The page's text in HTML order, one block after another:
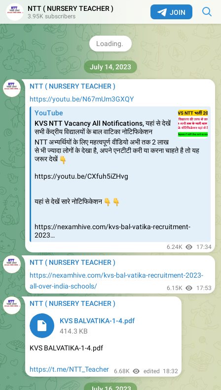
JOIN
NTT ( NURSERY TEACHER )
3.95K subscribers
नर्सरी टीचर भर्तियां यहां से देखें
https://t.me/NTT_Teacher
NTT ( NURSERY TEACHER )
https://youtu.be/N67mUm3GXQY
YouTube
KVS NTT Vacancy All Notifications, यहां से देखें
सभी केंद्रीय विद्यालयों के बाल वाटिका नोटिफिकेशन
NTT अभ्यर्थियों के लिए महत्वपूर्ण वीडियो अभी तक 2 लाख
से भी ज्यादा लोगों के देखा है, अपने एनटीटी करी या करना चाहते है तो यह
जरूर देखें
https://youtu.be/CXfuh5iZHvg
यहां से देखें सारे नोटिफिकेशन
👇
👇
https://nexamhive.com/kvs-bal-vatika-recruitment-
6.24K
NTT ( NURSERY TEACHER )
https://nexamhive.com/kvs-bal-vatika-recruitment-2023-
all-over-india-schools/
NTT ( NURSERY TEACHER )
KVS BALVATIKA-1-4.pdf
KVS BALVATIKA-1-4.pdf
https://t.me/NTT_Teacher
NTT ( NURSERY TEACHER )
July 16, 2023